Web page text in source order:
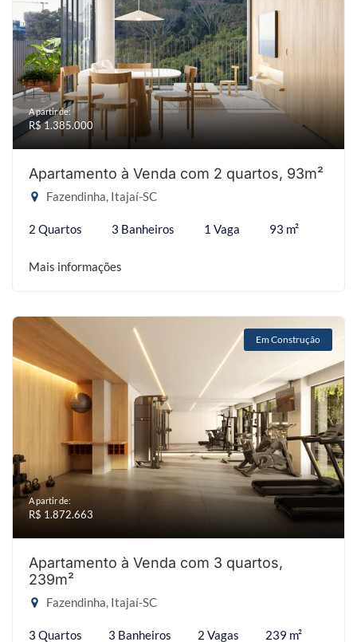
A partir de:
R$ 1.385.000
Apartamento à Venda com 2 quartos, 93m²
Fazendinha, Itajaí-SC
2 Quartos 3 Banheiros 1 Vaga 93 m²
Mais informações
Em Construção
A partir de:
R$ 1.872.663
Apartamento à Venda com 3 quartos,
239m²
Fazendinha, Itajaí-SC
3 Quartos 3 Banheiros 2 Vagas 239 m²